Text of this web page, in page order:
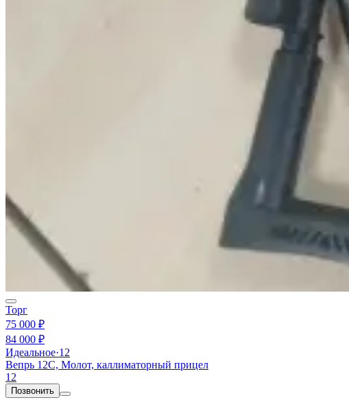
Торг
75 000 ₽
84 000 ₽
Идеальное·12
Вепрь 12С, Молот, каллиматорный прицел
12
Позвонить